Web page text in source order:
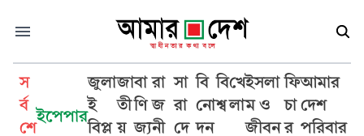
স
র্ব
শে
ইপেপার
জুলা
ই
বিপ্ল
জা
তী
য়
বা
ণি
জ্য
রা
জ
নী
সা
রা
দে
বি
নো
দন
বি
শ্ব
খে
লা
ইসলা
ম ও
জীবন
ফি
চা
র
আমার
দেশ
পরিবার